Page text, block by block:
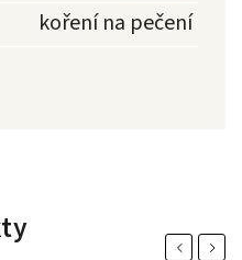
koření na pečení
PreviousNext